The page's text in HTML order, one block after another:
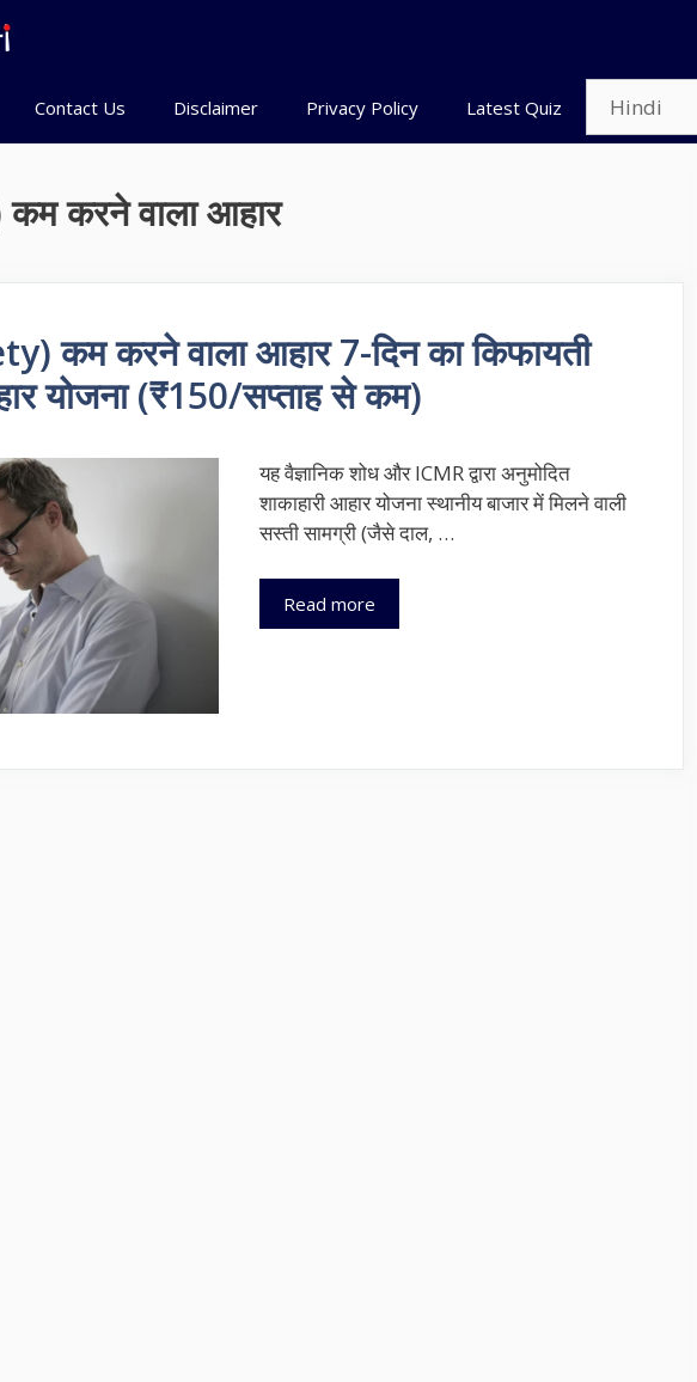
Contact Us Disclaimer Privacy Policy Latest Quiz
करने वाला आहार
कम करने वाला आहार 7-दिन का किफायती
योजना (₹150/सप्ताह से कम)
यह वैज्ञानिक शोध और ICMR द्वारा अनुमोदित
शाकाहारी आहार योजना स्थानीय बाजार में मिलने वाली
सस्ती सामग्री (जैसे दाल, …
Read more
कम